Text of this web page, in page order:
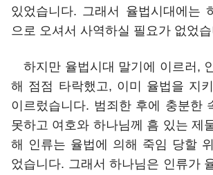
있었습니다. 그래서 율법시대에는
으로 오셔서 사역하실 필요가 없었
하지만 율법시대 말기에 이르러,
해 점점 타락했고, 이미 율법을 지
이르렀습니다. 범죄한 후에 충분한
못하고 여호와 하나님께 흠 있는 제
해 인류는 율법에 의해 죽임 당할
었습니다. 그래서 하나님은 인류가